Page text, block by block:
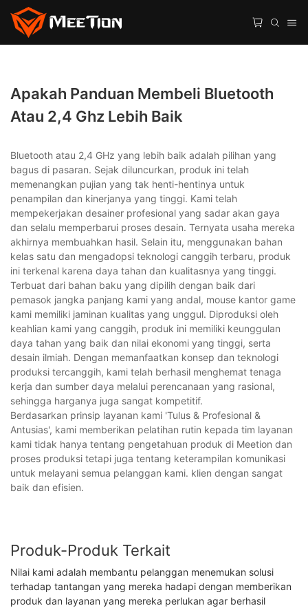
Apakah Panduan Membeli Bluetooth
Atau 2,4 Ghz Lebih Baik
Bluetooth atau 2,4 GHz yang lebih baik adalah pilihan yang
bagus di pasaran. Sejak diluncurkan, produk ini telah
memenangkan pujian yang tak henti-hentinya untuk
penampilan dan kinerjanya yang tinggi. Kami telah
mempekerjakan desainer profesional yang sadar akan gaya
dan selalu memperbarui proses desain. Ternyata usaha mereka
akhirnya membuahkan hasil. Selain itu, menggunakan bahan
kelas satu dan mengadopsi teknologi canggih terbaru, produk
ini terkenal karena daya tahan dan kualitasnya yang tinggi.
Terbuat dari bahan baku yang dipilih dengan baik dari
pemasok jangka panjang kami yang andal, mouse kantor game
kami memiliki jaminan kualitas yang unggul. Diproduksi oleh
keahlian kami yang canggih, produk ini memiliki keunggulan
daya tahan yang baik dan nilai ekonomi yang tinggi, serta
desain ilmiah. Dengan memanfaatkan konsep dan teknologi
produksi tercanggih, kami telah berhasil menghemat tenaga
kerja dan sumber daya melalui perencanaan yang rasional,
sehingga harganya juga sangat kompetitif.
Berdasarkan prinsip layanan kami 'Tulus & Profesional &
Antusias', kami memberikan pelatihan rutin kepada tim layanan
kami tidak hanya tentang pengetahuan produk di Meetion dan
proses produksi tetapi juga tentang keterampilan komunikasi
untuk melayani semua pelanggan kami. klien dengan sangat
baik dan efisien.
Produk-Produk Terkait
Nilai kami adalah membantu pelanggan menemukan solusi
terhadap tantangan yang mereka hadapi dengan memberikan
produk dan layanan yang mereka perlukan agar berhasil